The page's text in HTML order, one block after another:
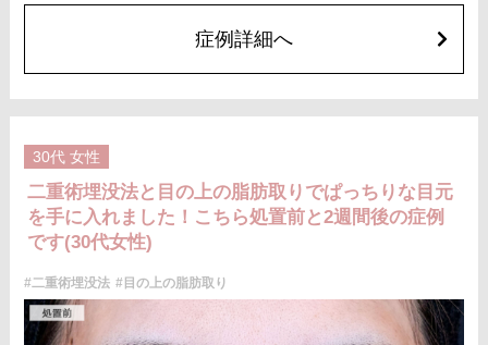
アドバンス 2箇所217,800円(税込)～6箇所349,800円(税込)
アペックス シングル437,800円(税込)～ダブル657,800円(税込)
シークレットアイズシングル712,800円(税込)〜ダブル877,800円(税込)
施術名：目の上の脂肪取り
施術内容：上まぶたを約2mmほど小さく切開し、余分な眼窩脂肪を取り除
開するため、傷跡はほとんど目立ちません。脂肪を適切に除去すること
で、まぶたが軽くなり、目元がすっきりとした印象になります。二重のラ
インもよりくっきりと出やすくなるため、眠たそうな目元や重たいまぶた
にお悩みの方に適した施術です。
施術時間：約15分程
リスク、副作用：腫れ、内出血、疼痛などが術後一時的に生じることがご
ざいます。また、稀に細菌感染症、左右差、肥厚性瘢痕、創部陥凹などが
費用：118,800円(税込)〜173,800円(税込)
オプション：笑気麻酔 3,300円(税込)
症例詳細へ
30代 女性
二重術埋没法と目の上の脂肪取りでぱっちりな目元
を手に入れました！こちら処置前と2週間後の症例
です(30代女性)
#二重術埋没法 #目の上の脂肪取り